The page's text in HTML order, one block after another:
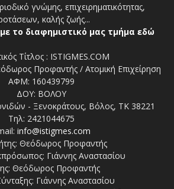
γνώμης, επιχειρηματικότητας,
καλής ζωής...
το διαφημιστικό μας τμήμα εδώ
Τίτλος : ISTIGMES.COM
Προφαντής / Ατομική Επιχείρηση
ΑΦΜ: 160439799
ΔΟΥ: ΒΟΛΟΥ
- Ξενοκράτους, Βόλος, ΤΚ 38221
Τηλ: 2421044675
info@istigmes.com
Θεόδωρος Προφαντής
Γιάννης Αναστασίου
Θεόδωρος Προφαντής
Γιάννης Αναστασίου